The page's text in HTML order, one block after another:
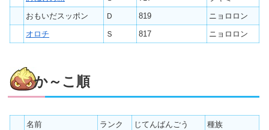
おもいだスッポン
Ｄ 819
ニョロロン
オロチ
Ｓ 817 ニョロロン
か～こ順
名前 ランク じてんばんごう
種族